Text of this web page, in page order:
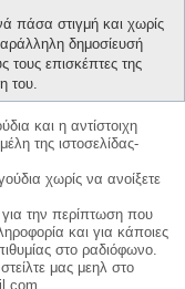
πάσα στιγμή και χωρίς
δημοσίευσή
τους επισκέπτες της
του.
και η αντίστοιχη
της ιστοσελίδας-
χωρίς να ανοίξετε
για την περίπτωση που
και για κάποιες
στο ραδιόφωνο.
μας μεηλ στο